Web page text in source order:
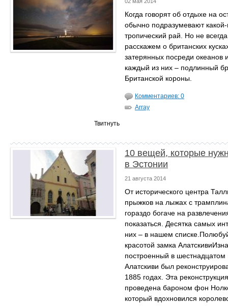
Когда говорят об отдыхе на
обычно подразумевают
тропический рай. Но не
расскажем о британских
затерянных посреди океанов
каждый из них – подлинный
Британской короны.
Комментариев: 0
Array
Твитнуть
10 вещей, которые
в Эстонии
21 августа 2014
От исторического центра
прыжков на лыжах с
гораздо богаче на
показаться. Десятка самых
них – в нашем
красотой замка
построенный в шестнадцатом
Алатскиви был
1885 годах. Эта
проведена бароном фон
который вдохновился